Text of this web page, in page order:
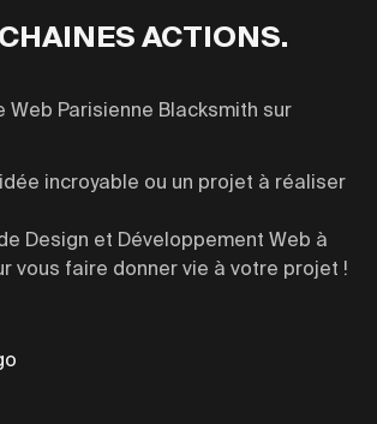
ACTIONS.
Web Parisienne Blacksmith sur
incroyable ou un projet à réaliser
Design et Développement Web à
vous faire donner vie à votre projet !